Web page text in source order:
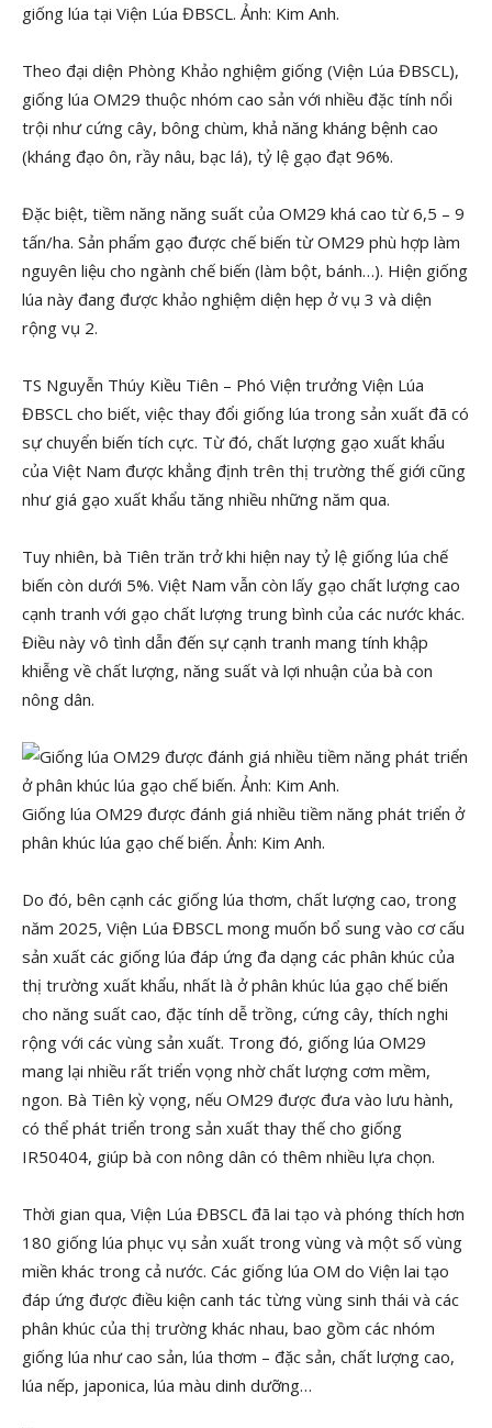
giống lúa tại Viện Lúa ĐBSCL. Ảnh: Kim Anh.
Theo đại diện Phòng Khảo nghiệm giống (Viện Lúa ĐBSCL),
giống lúa OM29 thuộc nhóm cao sản với nhiều đặc tính nổi
trội như cứng cây, bông chùm, khả năng kháng bệnh cao
(kháng đạo ôn, rầy nâu, bạc lá), tỷ lệ gạo đạt 96%.
Đặc biệt, tiềm năng năng suất của OM29 khá cao từ 6,5 – 9
tấn/ha. Sản phẩm gạo được chế biến từ OM29 phù hợp làm
nguyên liệu cho ngành chế biến (làm bột, bánh…). Hiện giống
lúa này đang được khảo nghiệm diện hẹp ở vụ 3 và diện
rộng vụ 2.
TS Nguyễn Thúy Kiều Tiên – Phó Viện trưởng Viện Lúa
ĐBSCL cho biết, việc thay đổi giống lúa trong sản xuất đã có
sự chuyển biến tích cực. Từ đó, chất lượng gạo xuất khẩu
của Việt Nam được khẳng định trên thị trường thế giới cũng
như giá gạo xuất khẩu tăng nhiều những năm qua.
Tuy nhiên, bà Tiên trăn trở khi hiện nay tỷ lệ giống lúa chế
biến còn dưới 5%. Việt Nam vẫn còn lấy gạo chất lượng cao
cạnh tranh với gạo chất lượng trung bình của các nước khác.
Điều này vô tình dẫn đến sự cạnh tranh mang tính khập
khiễng về chất lượng, năng suất và lợi nhuận của bà con
nông dân.
Giống lúa OM29 được đánh giá nhiều tiềm năng phát triển ở
phân khúc lúa gạo chế biến. Ảnh: Kim Anh.
Do đó, bên cạnh các giống lúa thơm, chất lượng cao, trong
năm 2025, Viện Lúa ĐBSCL mong muốn bổ sung vào cơ cấu
sản xuất các giống lúa đáp ứng đa dạng các phân khúc của
thị trường xuất khẩu, nhất là ở phân khúc lúa gạo chế biến
cho năng suất cao, đặc tính dễ trồng, cứng cây, thích nghi
rộng với các vùng sản xuất. Trong đó, giống lúa OM29
mang lại nhiều rất triển vọng nhờ chất lượng cơm mềm,
ngon. Bà Tiên kỳ vọng, nếu OM29 được đưa vào lưu hành,
có thể phát triển trong sản xuất thay thế cho giống
IR50404, giúp bà con nông dân có thêm nhiều lựa chọn.
Thời gian qua, Viện Lúa ĐBSCL đã lai tạo và phóng thích hơn
180 giống lúa phục vụ sản xuất trong vùng và một số vùng
miền khác trong cả nước. Các giống lúa OM do Viện lai tạo
đáp ứng được điều kiện canh tác từng vùng sinh thái và các
phân khúc của thị trường khác nhau, bao gồm các nhóm
giống lúa như cao sản, lúa thơm – đặc sản, chất lượng cao,
lúa nếp, japonica, lúa màu dinh dưỡng…